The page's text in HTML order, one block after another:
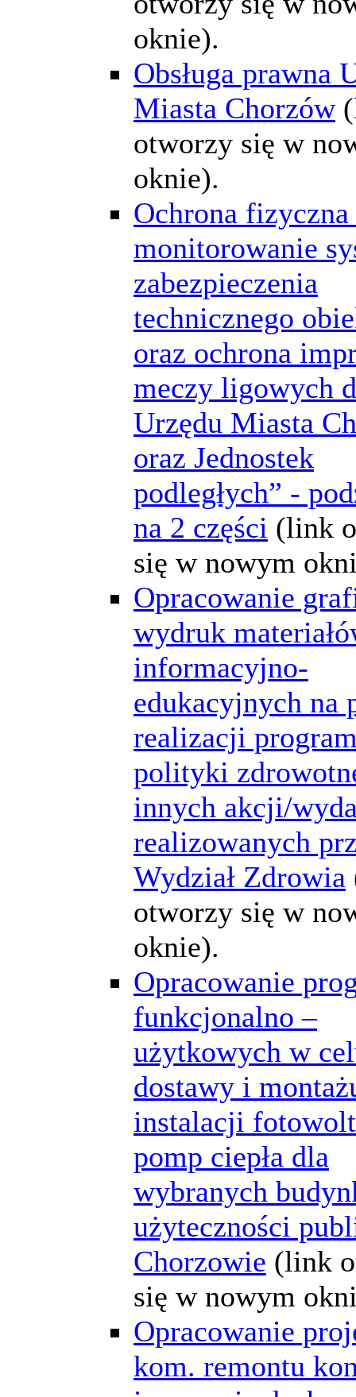
oknie).
Obsługa prawna
Miasta Chorzów
otworzy się w
oknie).
Ochrona
monitorowanie
zabezpieczenia
technicznego
oraz ochrona
meczy ligowych
Urzędu Miasta
oraz Jednostek
podległych” -
na 2 części (link
się w nowym
Opracowanie
wydruk
informacyjno-
edukacyjnych na
realizacji
polityki
innych akcji/
realizowanych
Wydział Zdrowia
otworzy się w
oknie).
Opracowanie
funkcjonalno –
użytkowych w
dostawy i
instalacji
pomp ciepła dla
wybranych
użyteczności
Chorzowie (link
się w nowym
Opracowanie
kom. remontu